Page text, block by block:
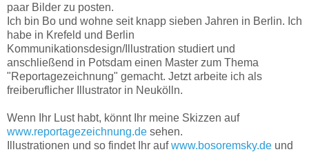
paar Bilder zu posten.
Ich bin Bo und wohne seit knapp sieben Jahren in Berlin. Ich
habe in Krefeld und Berlin
Kommunikationsdesign/Illustration studiert und
anschließend in Potsdam einen Master zum Thema
"Reportagezeichnung" gemacht. Jetzt arbeite ich als
freiberuflicher Illustrator in Neukölln.
Wenn Ihr Lust habt, könnt Ihr meine Skizzen auf
www.reportagezeichnung.de sehen.
Illustrationen und so findet Ihr aufwww.bosoremsky.de und